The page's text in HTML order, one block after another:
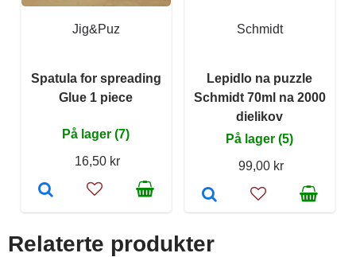
Jig&Puz
Spatula for spreading
Glue 1 piece
På lager (7)
16,50 kr
Schmidt
Lepidlo na puzzle
Schmidt 70ml na 2000
dielikov
På lager (5)
99,00 kr
Relaterte produkter